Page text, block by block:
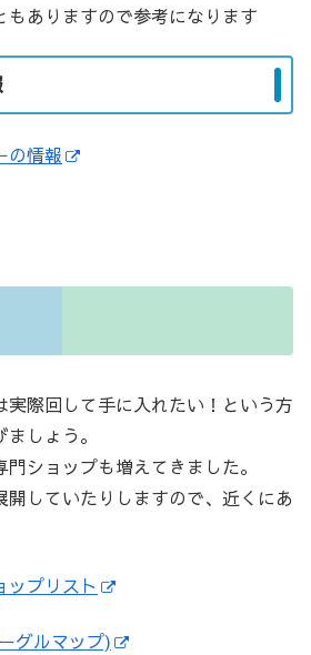
もありますので参考になります
の情報
実際回して手に入れたい！という方
しょう。
ショップも増えてきました。
開していたりしますので、近くにあ
ップリスト
グルマップ)